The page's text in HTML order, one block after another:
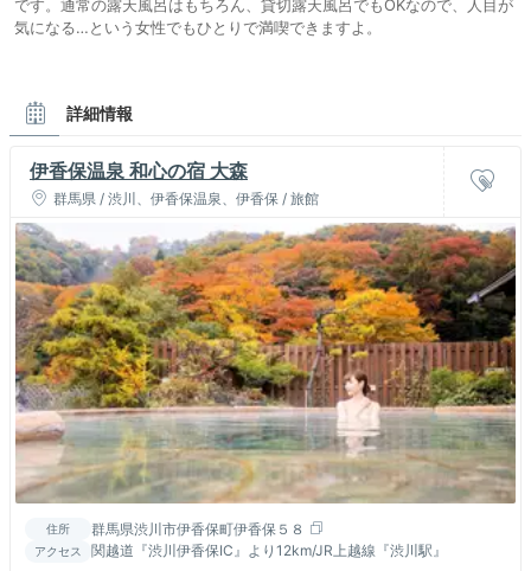
です。通常の露天風呂はもちろん、貸切露天風呂でもOKなので、人目が
気になる…という女性でもひとりで満喫できますよ。
詳細情報
伊香保温泉 和心の宿 大森
群馬県 / 渋川、伊香保温泉、伊香保 / 旅館
住所 群馬県渋川市伊香保町伊香保５８
アクセス 関越道『渋川伊香保IC』より12km/JR上越線『渋川駅』